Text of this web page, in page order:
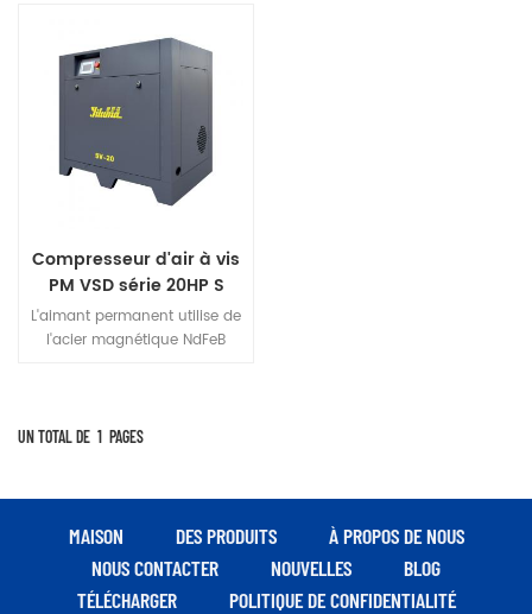
Compresseur d'air à vis
PM VSD série 20HP S
L'aimant permanent utilise de
l'acier magnétique NdFeB
la coercivité de l'acier
permanent aux terres rares a
une petite taille, un poids
bon caractère, etc., une série
d'avantages.
UN TOTAL DE 1 PAGES
MAISON DES PRODUITS
À PROPOS DE NOUS
NOUS CONTACTER
NOUVELLES
BLOG
TÉLÉCHARGER
POLITIQUE DE CONFIDENTIALITÉ